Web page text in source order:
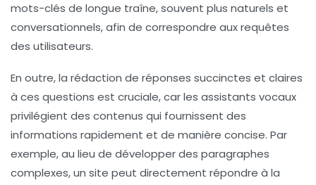
mots-clés de longue traîne, souvent plus naturels et
conversationnels, afin de correspondre aux requêtes
des utilisateurs.
En outre, la rédaction de réponses succinctes et claires
à ces questions est cruciale, car les assistants vocaux
privilégient des contenus qui fournissent des
informations rapidement et de manière concise. Par
exemple, au lieu de développer des paragraphes
complexes, un site peut directement répondre à la